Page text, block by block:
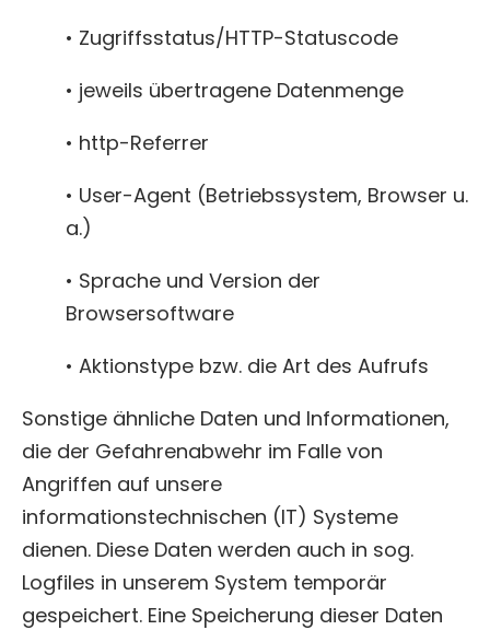
• Zugriffsstatus/HTTP-Statuscode
• jeweils übertragene Datenmenge
• http-Referrer
• User-Agent (Betriebssystem, Browser u.
a.)
• Sprache und Version der
Browsersoftware
• Aktionstype bzw. die Art des Aufrufs
Sonstige ähnliche Daten und Informationen,
die der Gefahrenabwehr im Falle von
Angriffen auf unsere
informationstechnischen (IT) Systeme
dienen. Diese Daten werden auch in sog.
Logfiles in unserem System temporär
gespeichert. Eine Speicherung dieser Daten